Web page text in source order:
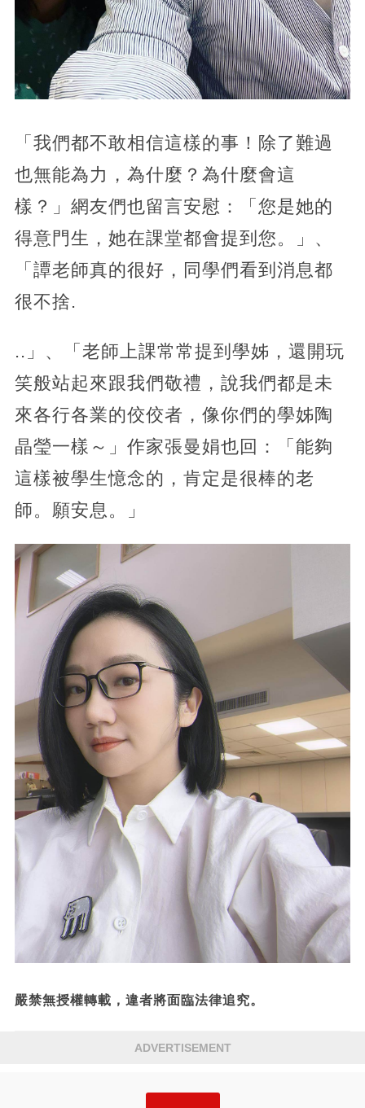
「我們都不敢相信這樣的事！除了難過
也無能為力，為什麼？為什麼會這
樣？」網友們也留言安慰：「您是她的
得意門生，她在課堂都會提到您。」、
「譚老師真的很好，同學們看到消息都
很不捨.
..」、「老師上課常常提到學姊，還開玩
笑般站起來跟我們敬禮，說我們都是未
來各行各業的佼佼者，像你們的學姊陶
晶瑩一樣～」作家張曼娟也回：「能夠
這樣被學生憶念的，肯定是很棒的老
師。願安息。」
嚴禁無授權轉載，違者將面臨法律追究。
ADVERTISEMENT